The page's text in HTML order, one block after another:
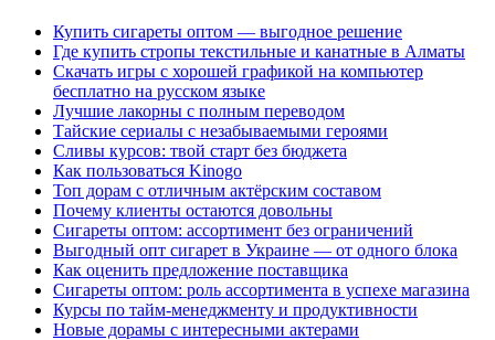
Купить сигареты оптом — выгодное решение
Где купить стропы текстильные и канатные в Алматы
Скачать игры с хорошей графикой на компьютер
бесплатно на русском языке
Лучшие лакорны с полным переводом
Тайские сериалы с незабываемыми героями
Сливы курсов: твой старт без бюджета
Как пользоваться Kinogo
Топ дорам с отличным актёрским составом
Почему клиенты остаются довольны
Сигареты оптом: ассортимент без ограничений
Выгодный опт сигарет в Украине — от одного блока
Как оценить предложение поставщика
Сигареты оптом: роль ассортимента в успехе магазина
Курсы по тайм-менеджменту и продуктивности
Новые дорамы с интересными актерами